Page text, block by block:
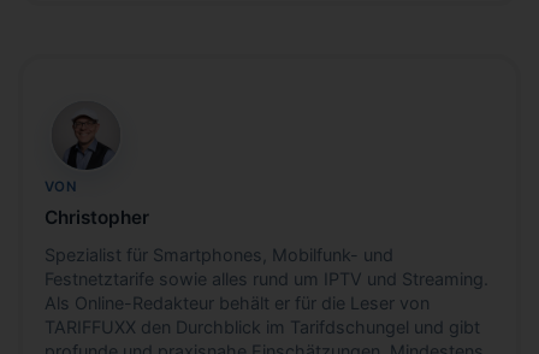
CB
VON
Christopher
Spezialist für Smartphones, Mobilfunk- und
Festnetztarife sowie alles rund um IPTV und Streaming.
Als Online-Redakteur behält er für die Leser von
TARIFFUXX den Durchblick im Tarifdschungel und gibt